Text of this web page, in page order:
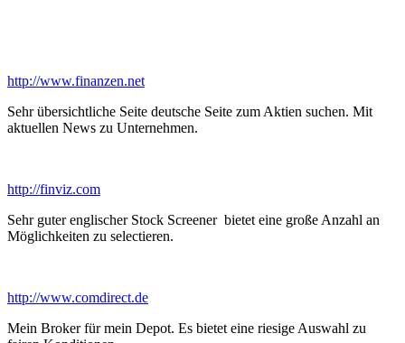
http://www.finanzen.net
Sehr übersichtliche Seite deutsche Seite zum Aktien suchen. Mit
aktuellen News zu Unternehmen.
http://finviz.com
Sehr guter englischer Stock Screener bietet eine große Anzahl an
Möglichkeiten zu selectieren.
http://www.comdirect.de
Mein Broker für mein Depot. Es bietet eine riesige Auswahl zu